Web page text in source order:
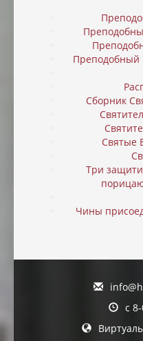
Преподобный
Сборник
Святые
Три
Чины
с